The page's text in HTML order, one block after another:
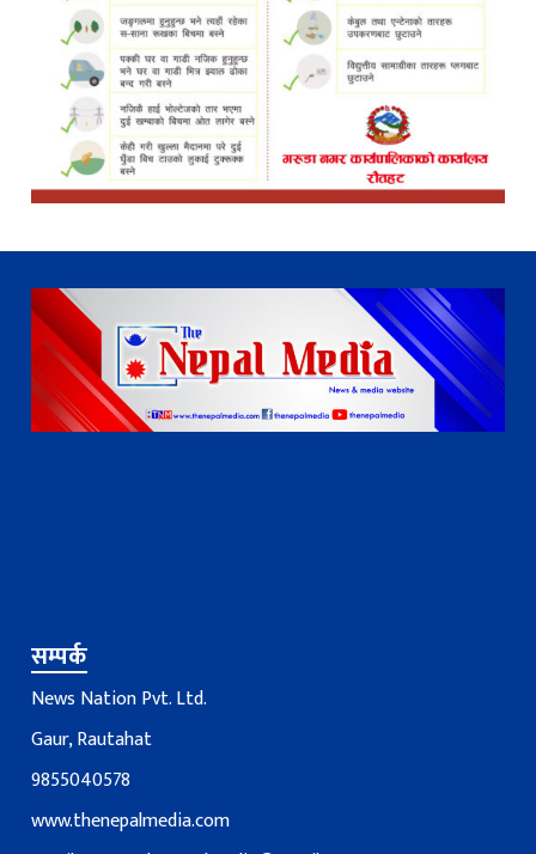
सम्पर्क
News Nation Pvt. Ltd.
Gaur, Rautahat
9855040578
www.thenepalmedia.com